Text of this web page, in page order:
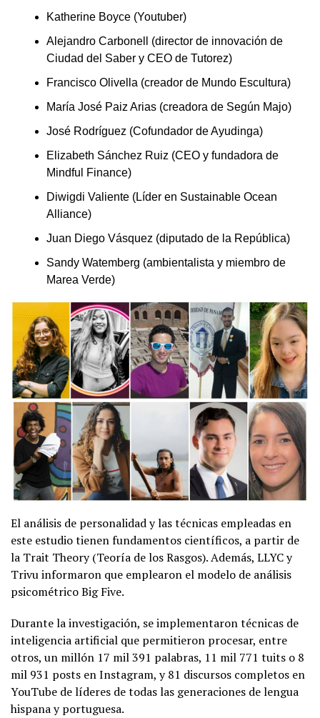
Katherine Boyce (Youtuber)
Alejandro Carbonell (director de innovación de
Ciudad del Saber y CEO de Tutorez)
Francisco Olivella (creador de Mundo Escultura)
María José Paiz Arias (creadora de Según Majo)
José Rodríguez (Cofundador de Ayudinga)
Elizabeth Sánchez Ruiz (CEO y fundadora de
Mindful Finance)
Diwigdi Valiente (Líder en Sustainable Ocean
Alliance)
Juan Diego Vásquez (diputado de la República)
Sandy Watemberg (ambientalista y miembro de
Marea Verde)
El análisis de personalidad y las técnicas empleadas en
este estudio tienen fundamentos científicos, a partir de
la Trait Theory (Teoría de los Rasgos). Además, LLYC y
Trivu informaron que emplearon el modelo de análisis
psicométrico Big Five.
Durante la investigación, se implementaron técnicas de
inteligencia artificial que permitieron procesar, entre
otros, un millón 17 mil 391 palabras, 11 mil 771 tuits o 8
mil 931 posts en Instagram, y 81 discursos completos en
YouTube de líderes de todas las generaciones de lengua
hispana y portuguesa.